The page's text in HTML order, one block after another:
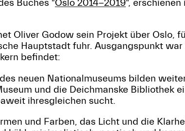
Buches "Oslo 2014-2019",
Oliver Godow sein Projekt über Oslo,
Hauptstadt fuhr. Ausgangspunkt war
befindet:
neuen Nationalmuseums bilden
und die Deichmanske Bibliothek
ihresgleichen sucht.
und Farben, das Licht und die